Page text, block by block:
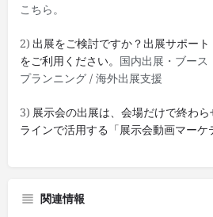
こちら。
2) 出展をご検討ですか？出展サポート
をご利用ください。 国内出展・ブース
プランニング / 海外出展支援
3) 展示会の出展は、会場だけで終わ
ラインで活用する「展示会動画マーケ
関連情報